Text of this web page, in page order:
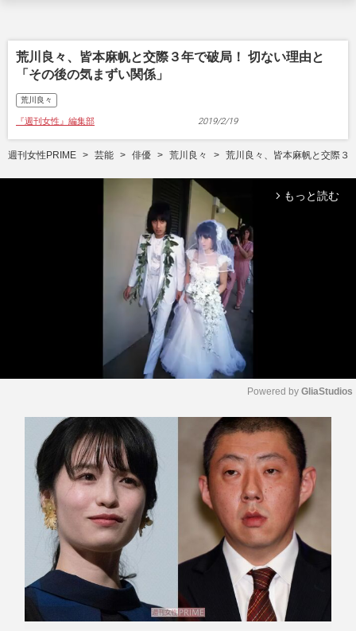
荒川良々、皆本麻帆と交際３年で破局！ 切ない理由と
「その後の気まずい関係」
荒川良々
『週刊女性』編集部 2019/2/19
週刊女性PRIME 芸能 俳優 荒川良々 荒川良々、皆本麻帆と交際３
arrow_forward_ios もっと読む
M
t
e
Powered by GliaStudios